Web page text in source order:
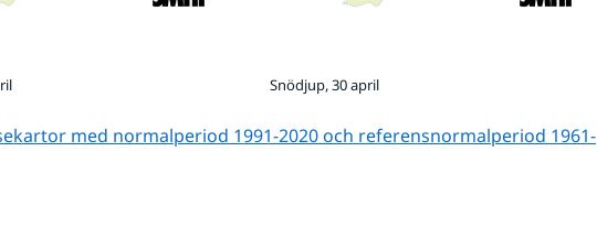
Snödjup, 30 april
med normalperiod 1991-2020 och referens­normalperiod 1961-